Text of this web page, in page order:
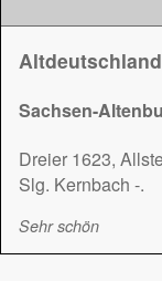
Altdeutschland
Sachsen-
Dreier 1623,
Slg. Kernbach -.
Sehr schön